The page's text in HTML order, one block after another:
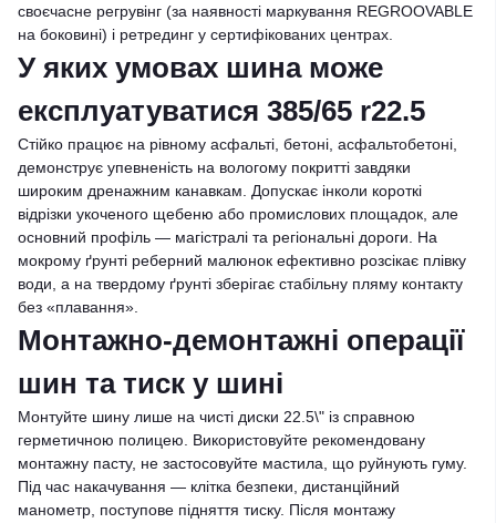
своєчасне регрувінг (за наявності маркування REGROOVABLE
на боковині) і ретрединг у сертифікованих центрах.
У яких умовах шина може
експлуатуватися 385/65 r22.5
Стійко працює на рівному асфальті, бетоні, асфальтобетоні,
демонструє упевненість на вологому покритті завдяки
широким дренажним канавкам. Допускає інколи короткі
відрізки укоченого щебеню або промислових площадок, але
основний профіль — магістралі та регіональні дороги. На
мокрому ґрунті реберний малюнок ефективно розсікає плівку
води, а на твердому ґрунті зберігає стабільну пляму контакту
без «плавання».
Монтажно-демонтажні операції
шин та тиск у шині
Монтуйте шину лише на чисті диски 22.5\" із справною
герметичною полицею. Використовуйте рекомендовану
монтажну пасту, не застосовуйте мастила, що руйнують гуму.
Під час накачування — клітка безпеки, дистанційний
манометр, поступове підняття тиску. Після монтажу